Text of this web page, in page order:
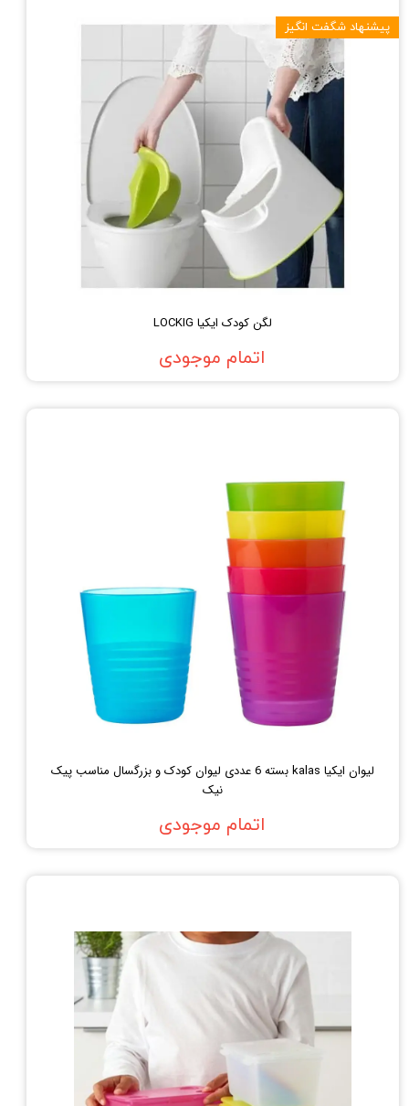
لگن کودک ایکیا LOCKIG
اتمام موجودی
پیشنهاد شگفت انگیز
لیوان ایکیا kalas بسته 6 عددی لیوان کودک و بزرگسال مناسب پیک
نیک
اتمام موجودی